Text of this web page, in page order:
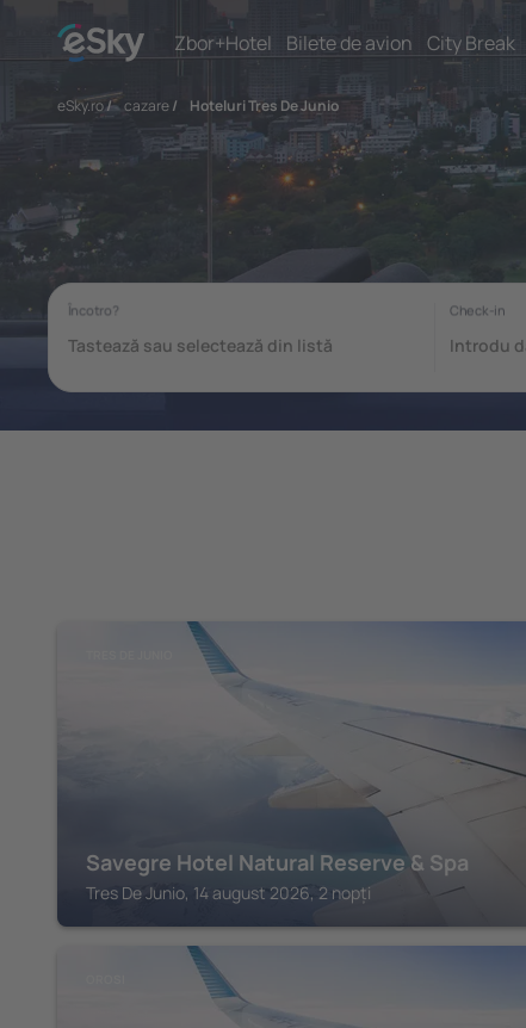
Zbor+Hotel Bilete de avion City Break
eSky.ro/ cazare/ Hoteluri Tres De Junio
Savegre Hotel Natural Reserve & Spa
Tres De Junio, 14 august 2026, 2 nopți